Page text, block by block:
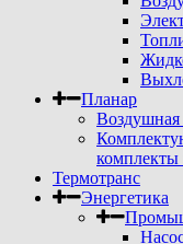
Планар
Воздушная
комплекты
Термотранс
Энергетика